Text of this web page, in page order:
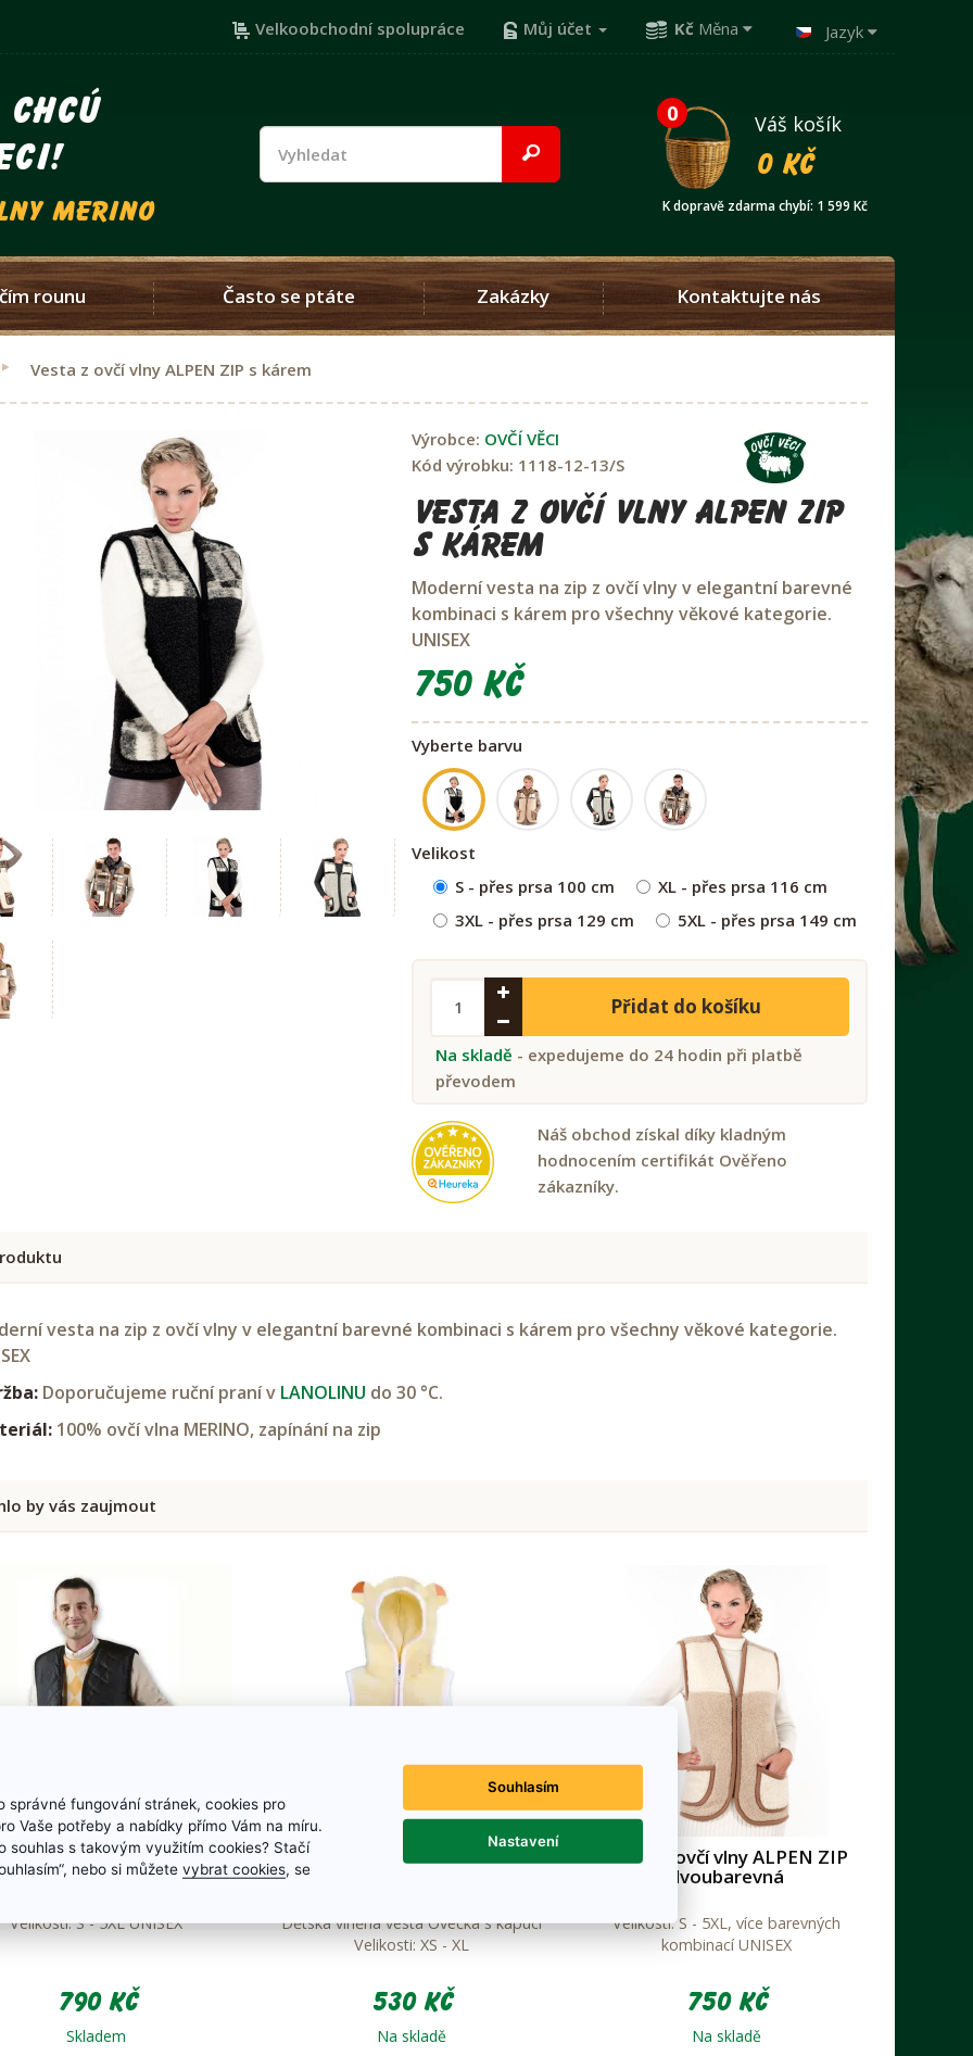
Velkoobchodní spolupráce Můj účet Kč Měna Jazyk
merino
0
Váš košík
0 Kč
K dopravě zdarma chybí: 1 599 Kč
rounu Často se ptáte Zakázky Kontaktujte nás
Vesta z ovčí vlny ALPEN ZIP s kárem
Výrobce: OVČÍ VĚCI
Kód výrobku: 1118-12-13/S
Vesta z ovčí vlny ALPEN ZIP
s kárem
Moderní vesta na zip z ovčí vlny v elegantní barevné
kombinaci s kárem pro všechny věkové kategorie.
UNISEX
750 Kč
Vyberte barvu
Velikost
S - přes prsa 100 cm
XL - přes prsa 116 cm
3XL - přes prsa 129 cm
5XL - přes prsa 149 cm
Přidat do košíku
Na skladě - expedujeme do 24 hodin při platbě
převodem
Náš obchod získal díky kladným
hodnocením certifikát Ověřeno
zákazníky.
vesta na zip z ovčí vlny v elegantní barevné kombinaci s kárem pro všechny věkové kategorie.
Doporučujeme ruční praní v LANOLINU do 30 °C.
100% ovčí vlna MERINO, zapínání na zip
by vás zaujmout
Prošívaná vesta Pika
Velikosti: S - 5XL UNISEX
790 Kč
Skladem
Dětská vlněná vesta Ovečka s
Dětská vlněná vesta Ovečka s kapucí
Velikosti: XS - XL
530 Kč
Na skladě
Vesta z ovčí vlny ALPEN ZIP
dvoubarevná
Velikosti: S - 5XL, více barevných
kombinací UNISEX
750 Kč
Na skladě
správné fungování stránek, cookies pro
Vaše potřeby a nabídky přímo Vám na míru.
souhlas s takovým využitím cookies? Stačí
nebo si můžete vybrat cookies, se
Souhlasím
Nastavení